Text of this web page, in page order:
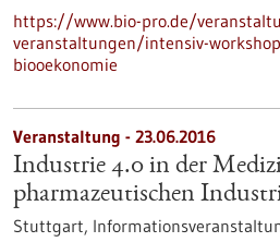
https://www.bio-pro.de/
veranstaltungen/intensiv-
biooekonomie
Veranstaltung - 23.06.2016
Industrie 4.0 in der
pharmazeutischen
Stuttgart,